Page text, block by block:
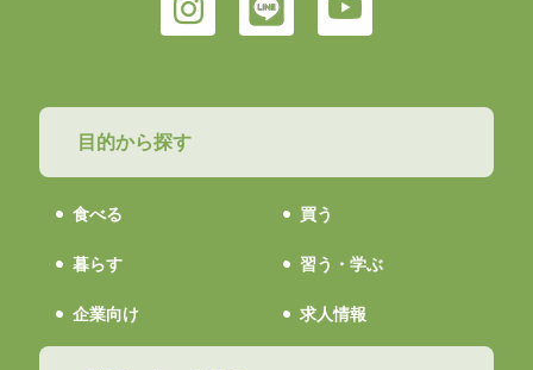
目的から探す
食べる 買う
暮らす 習う・学ぶ
企業向け 求人情報